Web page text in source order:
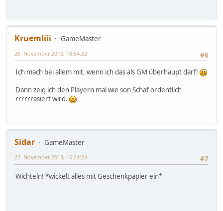
Kruemliii
GameMaster
#6
26. November 2013, 18:54:32
Ich mach bei allem mit, wenn ich das als GM überhaupt darf!
Dann zeig ich den Playern mal wie son Schaf ordentlich
rrrrrrasiert wird.
Sidar
GameMaster
#7
27. November 2013, 16:21:23
Wichteln! *wickelt alles mit Geschenkpapier ein*